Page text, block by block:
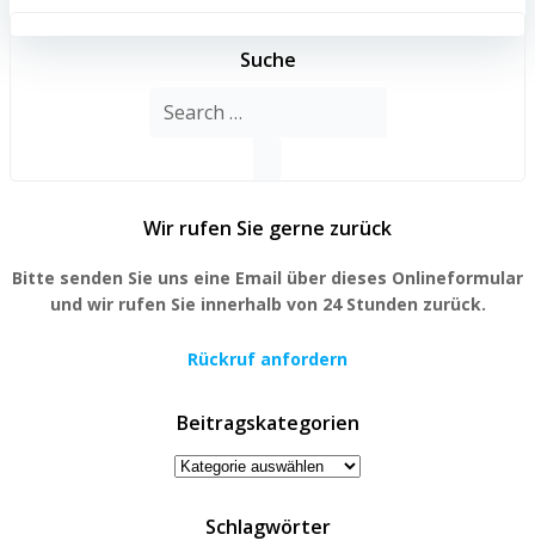
Suche
Search
Wir rufen Sie gerne zurück
Bitte senden Sie uns eine Email über dieses Onlineformular
und wir rufen Sie innerhalb von 24 Stunden zurück.
Rückruf anfordern
Beitragskategorien
Beitragskategorien
Schlagwörter